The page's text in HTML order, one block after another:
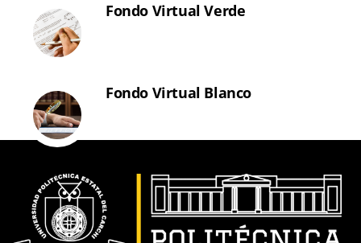
Fondo Virtual Verde
Fondo Virtual Blanco